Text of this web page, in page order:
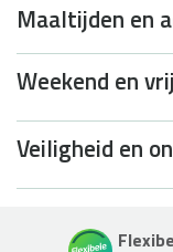
Maaltijden en
Weekend en
Veiligheid en